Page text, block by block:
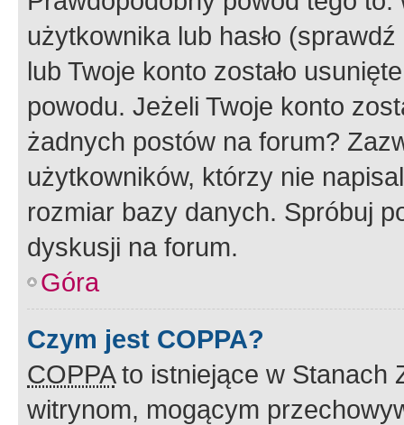
użytkownika lub hasło
lub Twoje konto zostało
powodu. Jeżeli Twoje konto
żadnych postów na forum?
użytkowników, którzy nie
rozmiar bazy danych. Spróbuj
dyskusji na forum.
Góra
Czym jest COPPA?
COPPAto istniejące w Stanach
witrynom, mogącym